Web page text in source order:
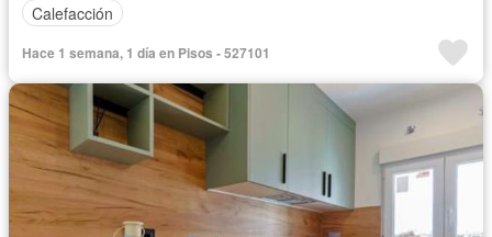
Calefacción
Hace 1 semana, 1 día en Pisos - 527101